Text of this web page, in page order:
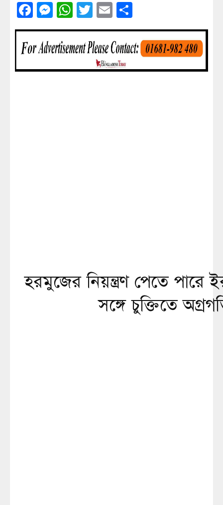
Facebook
Messenger
WhatsApp
Twitter
Email
হরমুজের নিয়ন্ত্রণ পেতে পারে
সঙ্গে চুক্তিতে